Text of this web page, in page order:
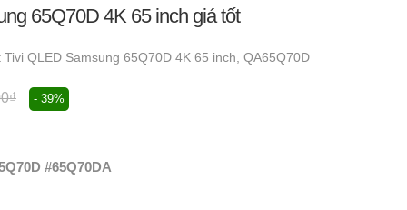
65Q70D 4K 65 inch giá tốt
Tivi QLED Samsung 65Q70D 4K 65 inch, QA65Q70D
- 39%
#65Q70DA